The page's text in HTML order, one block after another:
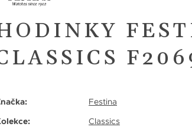
Festina
Classics